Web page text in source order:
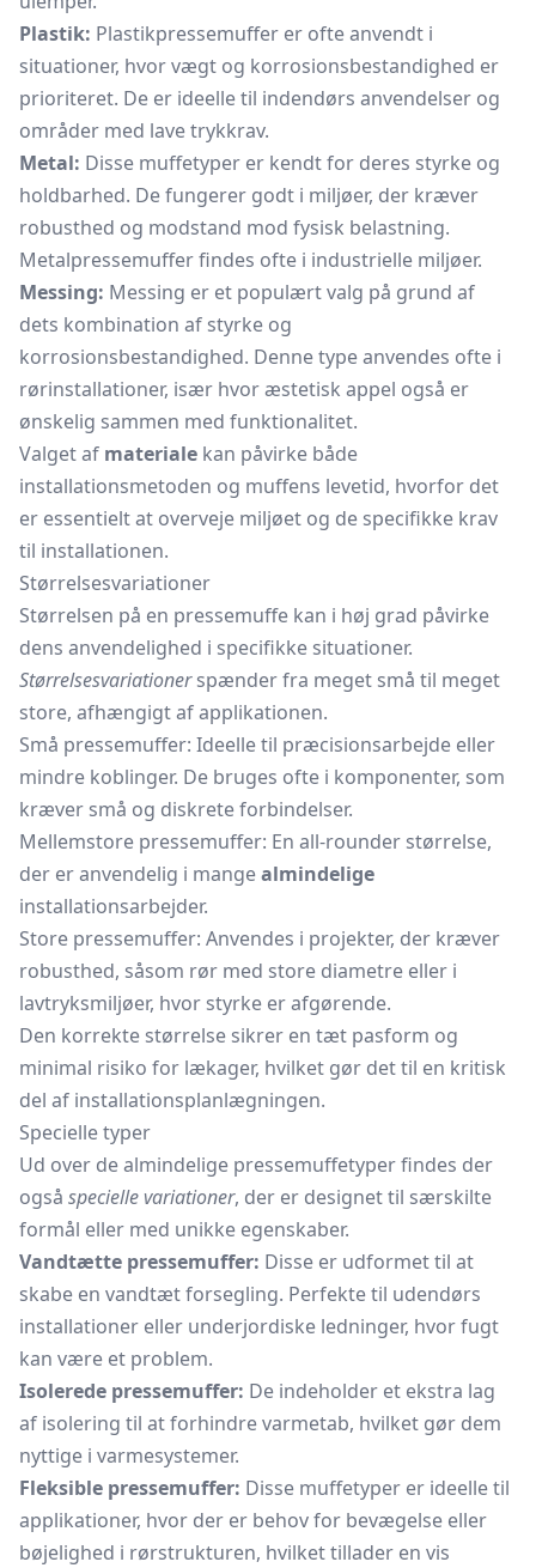
Plastik: Plastikpressemuffer er ofte anvendt i
situationer, hvor vægt og korrosionsbestandighed er
prioriteret. De er ideelle til indendørs anvendelser og
områder med lave trykkrav.
Metal: Disse muffetyper er kendt for deres styrke og
holdbarhed. De fungerer godt i miljøer, der kræver
robusthed og modstand mod fysisk belastning.
Metalpressemuffer findes ofte i industrielle miljøer.
Messing: Messing er et populært valg på grund af
dets kombination af styrke og
korrosionsbestandighed. Denne type anvendes ofte i
rørinstallationer, især hvor æstetisk appel også er
ønskelig sammen med funktionalitet.
Valget af materiale kan påvirke både
installationsmetoden og muffens levetid, hvorfor det
er essentielt at overveje miljøet og de specifikke krav
til installationen.
Størrelsesvariationer
Størrelsen på en pressemuffe kan i høj grad påvirke
dens anvendelighed i specifikke situationer.
Størrelsesvariationerspænder fra meget små til meget
store, afhængigt af applikationen.
Små pressemuffer: Ideelle til præcisionsarbejde eller
mindre koblinger. De bruges ofte i komponenter, som
kræver små og diskrete forbindelser.
Mellemstore pressemuffer: En all-rounder størrelse,
der er anvendelig i mangealmindelige
installationsarbejder.
Store pressemuffer: Anvendes i projekter, der kræver
robusthed, såsom rør med store diametre eller i
lavtryksmiljøer, hvor styrke er afgørende.
Den korrekte størrelse sikrer en tæt pasform og
minimal risiko for lækager, hvilket gør det til en kritisk
del af installationsplanlægningen.
Specielle typer
Ud over de almindelige pressemuffetyper findes der
også specielle variationer, der er designet til særskilte
formål eller med unikke egenskaber.
Vandtætte pressemuffer: Disse er udformet til at
skabe en vandtæt forsegling. Perfekte til udendørs
installationer eller underjordiske ledninger, hvor fugt
kan være et problem.
Isolerede pressemuffer: De indeholder et ekstra lag
af isolering til at forhindre varmetab, hvilket gør dem
nyttige i varmesystemer.
Fleksible pressemuffer: Disse muffetyper er ideelle til
applikationer, hvor der er behov for bevægelse eller
bøjelighed i rørstrukturen, hvilket tillader en vis